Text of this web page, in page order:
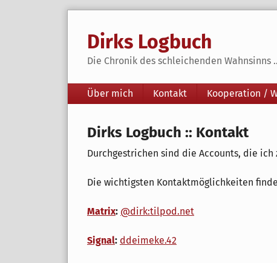
Dirks Logbuch
Die Chronik des schleichenden Wahnsinns
Navigation
Über mich Kontakt Kooperation /
Dirks Logbuch :: Kontakt
Durchgestrichen sind die Accounts, die
Die wichtigsten Kontaktmöglichkeiten
Matrix: @dirk:tilpod.net
Signal: ddeimeke.42